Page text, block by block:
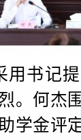
用书记
。何杰
学金评